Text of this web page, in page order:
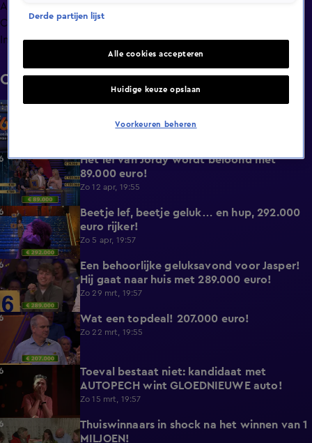
Afleveringen
Clips
Info
Clips
0:27
Linda de Mol terug met Postcode Loterij
Miljoenenjacht!
1:12
Het lef van Jordy wordt beloond met
89.000 euro!
Zo 12 apr, 19:55
1:04
Beetje lef, beetje geluk… en hup, 292.000
euro rijker!
Zo 5 apr, 19:57
1:04
Een behoorlijke geluksavond voor Jasper!
Hij gaat naar huis met 289.000 euro!
Zo 29 mrt, 19:57
0:38 Wat een topdeal! 207.000 euro!
Zo 22 mrt, 19:55
2:34
Toeval bestaat niet: kandidaat met
AUTOPECH wint GLOEDNIEUWE auto!
Zo 15 mrt, 19:57
7:39
Thuiswinnaars in shock na het winnen van 1
MILJOEN!
Derde partijen lijst
Alle cookies accepteren
Huidige keuze opslaan
Voorkeuren beheren